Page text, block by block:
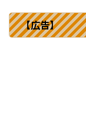
【広告】